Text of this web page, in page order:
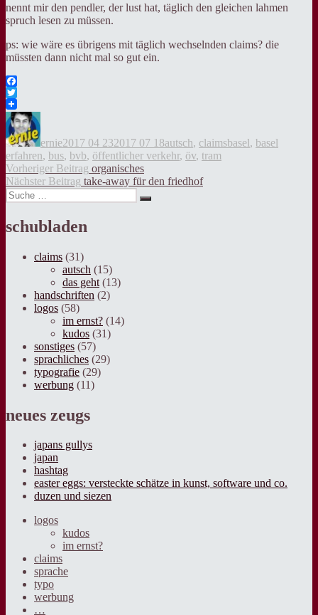
nennt mir den pendler, der lust hat, täglich den gleichen lahmen
spruch lesen zu müssen.
ps: wie wäre es übrigens mit täglich wechselnden claims? die
müssten dann nicht mal so gut ein.
Facebook
Twitter
ernie2017 04 232017 07 18autsch, claimsbasel, basel
erfahren, bus, bvb, öffentlicher verkehr, öv, tram
Beitragsnavigation
Vorheriger Beitrag Vorheriger
Beitrag:
organisches
Nächster Beitrag Nächster
Beitrag:
take-away für den friedhof
Suche
nach:
Suche
schubladen
claims (31)
autsch (15)
das geht (13)
handschriften (2)
logos (58)
im ernst? (14)
kudos (31)
sonstiges (57)
sprachliches (29)
typografie (29)
werbung (11)
neues zeugs
japans gullys
japan
hashtag
easter eggs: versteckte schätze in kunst, software und co.
duzen und siezen
logos
kudos
im ernst?
claims
sprache
typo
werbung
…